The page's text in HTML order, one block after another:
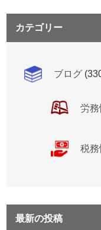
カテゴリー
ブログ
労務
税務
最新の投稿